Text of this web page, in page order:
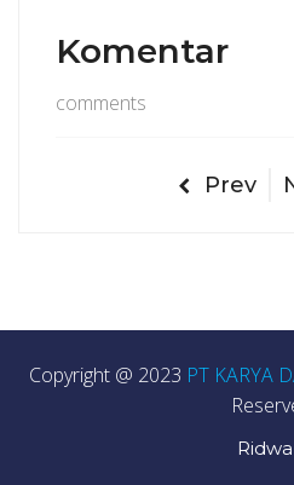
Komentar
comments
Prev
Copyright @ 2023 PT KARYA